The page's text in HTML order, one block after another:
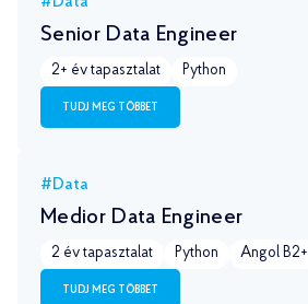
Senior Data Engineer
2+ év tapasztalat Python
TUDJ MEG TÖBBET
#Data
Medior Data Engineer
2 év tapasztalat Python Angol B2+
TUDJ MEG TÖBBET